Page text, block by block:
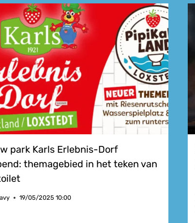
park Karls Erlebnis-Dorf
themagebied in het teken van
19/05/2025 10:00